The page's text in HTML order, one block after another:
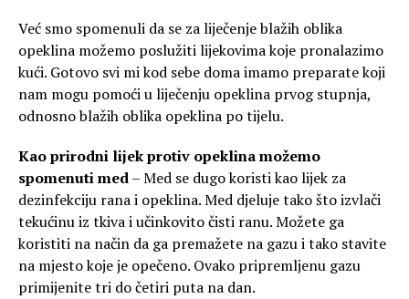
Već smo spomenuli da se za liječenje blažih oblika
opeklina možemo poslužiti lijekovima koje pronalazimo
kući. Gotovo svi mi kod sebe doma imamo preparate koji
nam mogu pomoći u liječenju opeklina prvog stupnja,
odnosno blažih oblika opeklina po tijelu.
Kao prirodni lijek protiv opeklina možemo
spomenuti med– Med se dugo koristi kao lijek za
dezinfekciju rana i opeklina. Med djeluje tako što izvlači
tekućinu iz tkiva i učinkovito čisti ranu. Možete ga
koristiti na način da ga premažete na gazu i tako stavite
na mjesto koje je opečeno. Ovako pripremljenu gazu
primijenite tri do četiri puta na dan.